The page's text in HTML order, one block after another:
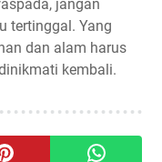
jangan
tertinggal. Yang
dan alam harus
kembali.